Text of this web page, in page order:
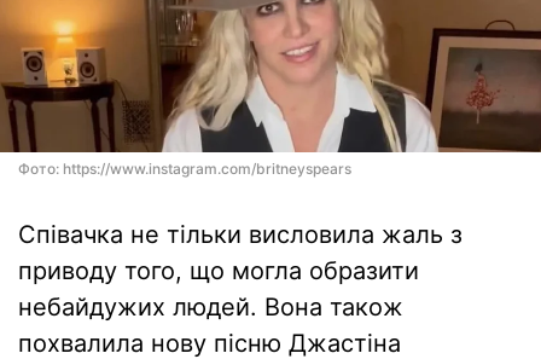
Фото: https://www.instagram.com/britneyspears
Співачка не тільки висловила жаль з
приводу того, що могла образити
небайдужих людей. Вона також
похвалила нову пісню Джастіна